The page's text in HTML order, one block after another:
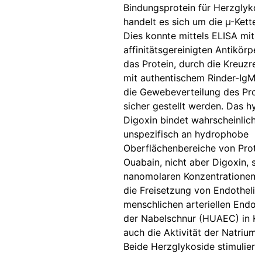
Bindungsprotein für
handelt es sich um die µ-Kette
Dies konnte mittels ELISA mit
affinitätsgereinigten
das Protein, durch die
mit authentischem Rinder-IgM
die Gewebeverteilung des
sicher gestellt werden. Das
Digoxin bindet wahrscheinlich
unspezifisch an hydrophobe
Oberflächenbereiche von
Ouabain, nicht aber Digoxin,
nanomolaren Konzentrationen
die Freisetzung von
menschlichen arteriellen
der Nabelschnur (HUAEC) in
auch die Aktivität der Natrium-
Beide Herzglykoside